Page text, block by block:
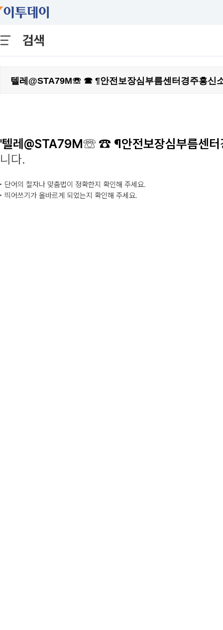
검색
'텔레@STA79M☏ ☎ ¶안전보장심부름센터
니다.
단어의 철자나 맞춤법이 정확한지 확인해 주세요.
띄어쓰기가 올바르게 되었는지 확인해 주세요.